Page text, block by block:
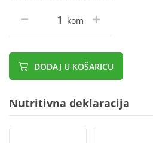
kom
DODAJ U KOŠARICU
Nutritivna deklaracija